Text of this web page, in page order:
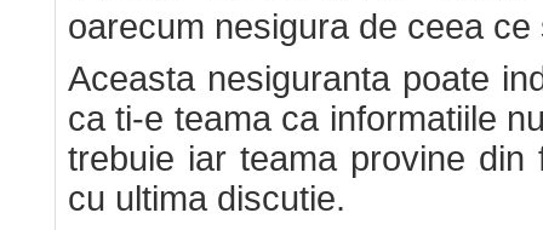
oarecum nesigura de ceea ce
Aceasta nesiguranta poate
ca ti-e teama ca informatiile
trebuie iar teama provine
cu ultima discutie.